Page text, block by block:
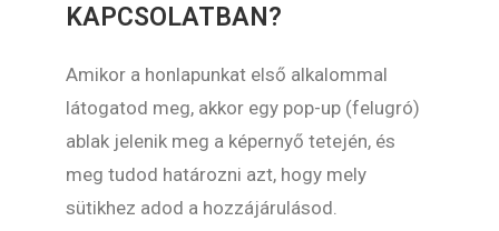
KAPCSOLATBAN?
Amikor a honlapunkat első alkalommal
látogatod meg, akkor egy pop-up (felugró)
ablak jelenik meg a képernyő tetején, és
meg tudod határozni azt, hogy mely
sütikhez adod a hozzájárulásod.